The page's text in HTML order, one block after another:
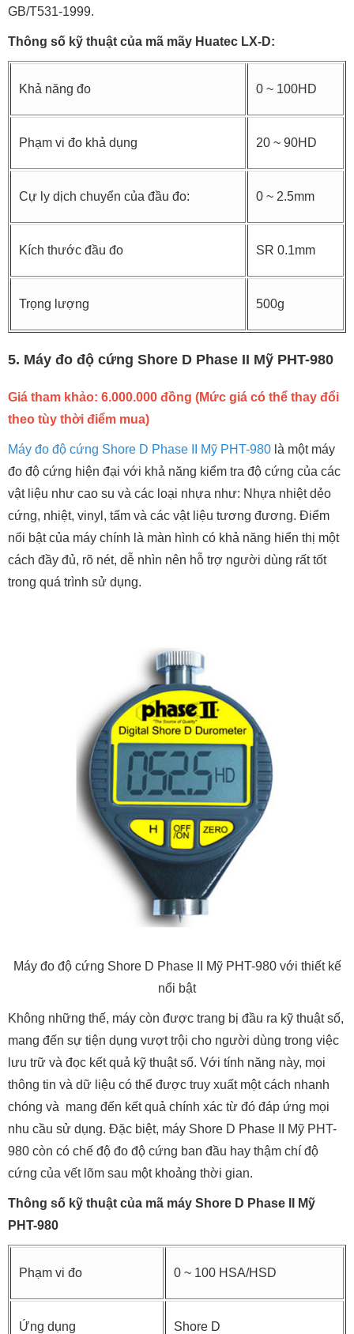
GB/T531-1999.
Thông số kỹ thuật của mã mãy Huatec LX-D:
Khả năng đo 0 ~ 100HD
Phạm vi đo khả dụng 20 ~ 90HD
Cự ly dịch chuyển của đầu đo: 0 ~ 2.5mm
Kích thước đầu đo SR 0.1mm
Trọng lượng 500g
5. Máy đo độ cứng Shore D Phase II Mỹ PHT-980
Giá tham khảo: 6.000.000 đồng (Mức giá có thể thay đổi
theo tùy thời điểm mua)
Máy đo độ cứng Shore D Phase II Mỹ PHT-980 là một máy
đo độ cứng hiện đại với khả năng kiểm tra độ cứng của các
vật liệu như cao su và các loại nhựa như: Nhựa nhiệt dẻo
cứng, nhiệt, vinyl, tấm và các vật liệu tương đương. Điểm
nổi bật của máy chính là màn hình có khả năng hiển thị một
cách đầy đủ, rõ nét, dễ nhìn nên hỗ trợ người dùng rất tốt
trong quá trình sử dụng.
Máy đo độ cứng Shore D Phase II Mỹ PHT-980 với thiết kế
nổi bật
Không những thế, máy còn được trang bị đầu ra kỹ thuật số,
mang đến sự tiện dụng vượt trội cho người dùng trong việc
lưu trữ và đọc kết quả kỹ thuật số. Với tính năng này, mọi
thông tin và dữ liệu có thể được truy xuất một cách nhanh
chóng và mang đến kết quả chính xác từ đó đáp ứng mọi
nhu cầu sử dụng. Đặc biệt, máy Shore D Phase II Mỹ PHT-
980 còn có chế độ đo độ cứng ban đầu hay thậm chí độ
cứng của vết lõm sau một khoảng thời gian.
Thông số kỹ thuật của mã máy Shore D Phase II Mỹ
PHT-980
Phạm vi đo 0 ~ 100 HSA/HSD
Ứng dụng Shore D